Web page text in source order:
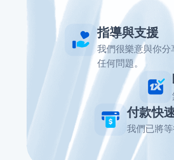
指導與支援
我們很樂意與你
任何問題。
付款快
我們已將